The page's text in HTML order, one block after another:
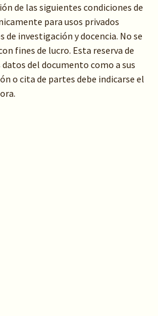
de las siguientes condiciones de
para usos privados
de investigación y docencia. No se
fines de lucro. Esta reserva de
del documento como a sus
o cita de partes debe indicarse el